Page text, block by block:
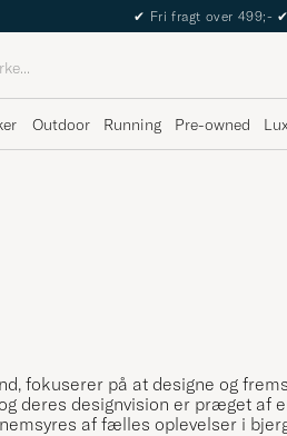
✔ Fri fragt over 499;- ✔
Outdoor Running Pre-owned
fokuserer på at designe og
deres designvision er præget af
af fælles oplevelser i